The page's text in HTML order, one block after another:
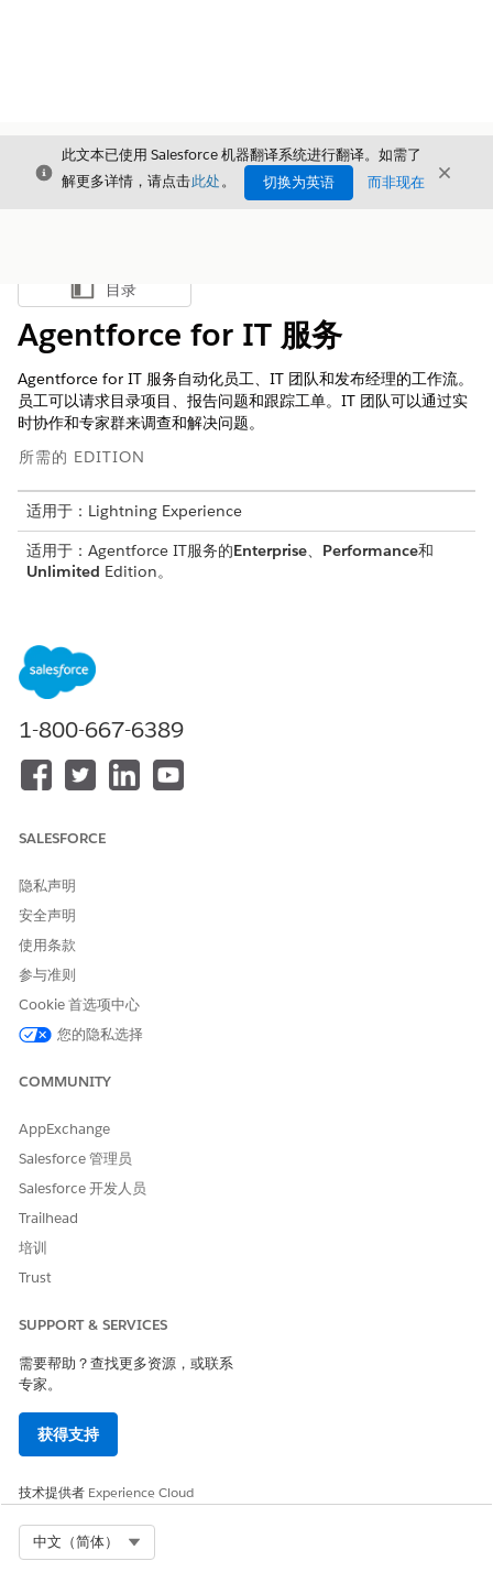
关闭
此文本已使用 Salesforce 机器翻译系统进行翻译。如需了
解更多详情，请点击此处。 切换为英语 而非现在 关闭
显示目录
目录
Agentforce for IT 服务
Agentforce for IT 服务自动化员工、IT 团队和发布经理的工作流。
员工可以请求目录项目、报告问题和跟踪工单。IT 团队可以通过实
时协作和专家群来调查和解决问题。
所需的 EDITION
适用于：Lightning Experience
适用于：Agentforce IT服务的Enterprise、 Performance和
Unlimited Edition。
为 IT 服务设置 Agentforce
启用所需设置，并使用模板为员工和 IT 团队创建客服人员。
IT 服务中 Agentforce 的注意事项和限制
要使用 Agentforce for IT 服务，请考虑支持的功能、使用情
况、限制和容许量、限制以及其他问题。
为 Agentforce IT 服务配置搜索索引，以帮助 IT 支持代表高效
使用搜索索引，以快速检索准确和相关的结果。
Agentforce for IT Desk
IT 团队通过汇总事件、问题、变更、发布和 Slack 对话来获取
即时上下文。使用 Agentforce 提出解决方案，生成根本原因汇
总，并自动化文档，包括事件后审查 (PIR)。通过更新记录、起
草电子邮件、安排会议和评估部署运行状况来简化日常操作，而
无需执行手动审计。
适用于 IT 员工的 Agentforce
Slack 和 Microsoft 团队。获取用户详细信息、跟踪票证、更新
服务请求（包括获取可用的软件列表），汇总批准、回答策略问
题并自动化设备订单。
适用于 IT 服务管理的专用 AI 客服人员
专门的 AI 客服人员是由大型语言模型 (LLM) 支持的自主 AI 应
用程序，为各种业务流程提供自动化解决方案。这些 AI 客服人
少手动工作，并提高服务交付效率。通过使用 AI 客服人员处理
工作量并提高其工作效率。
使用配置项目操作维护准确和最新的配置数据。CMDB 经理、
CI 所有者和 IT 履行者可以使用 Agentforce 操作来搜索、查
创建并验证自动事件分类
Agentforce 通过验证信息完整性、检测重复项并通知员工有效
的主要事件，自动分类新事件。
1-800-667-6389
SALESFORCE
隐私声明
安全声明
使用条款
参与准则
Cookie 首选项中心
您的隐私选择
COMMUNITY
AppExchange
Salesforce 管理员
Salesforce 开发人员
Trailhead
培训
Trust
SUPPORT & SERVICES
需要帮助？查找更多资源，或联系
专家。
获得支持
技术提供者 Experience Cloud
中文（简体）